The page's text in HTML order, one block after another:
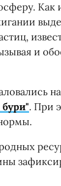
Как
и
. При